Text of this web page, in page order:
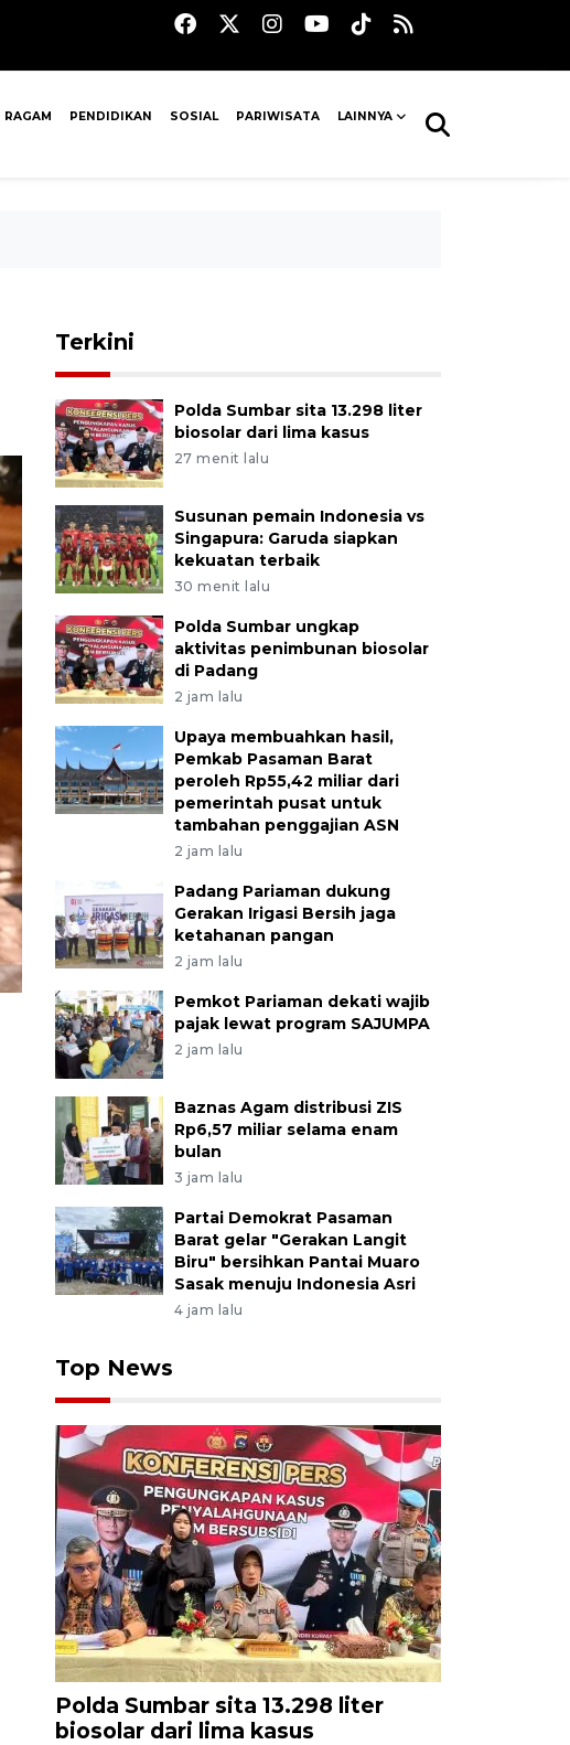
RAGAM PENDIDIKAN SOSIAL PARIWISATA LAINNYA
Terkini
Polda Sumbar sita 13.298 liter
biosolar dari lima kasus
27 menit lalu
Susunan pemain Indonesia vs
Singapura: Garuda siapkan
kekuatan terbaik
30 menit lalu
Polda Sumbar ungkap
aktivitas penimbunan biosolar
di Padang
2 jam lalu
Upaya membuahkan hasil,
Pemkab Pasaman Barat
peroleh Rp55,42 miliar dari
pemerintah pusat untuk
tambahan penggajian ASN
2 jam lalu
Padang Pariaman dukung
Gerakan Irigasi Bersih jaga
ketahanan pangan
2 jam lalu
Pemkot Pariaman dekati wajib
pajak lewat program SAJUMPA
2 jam lalu
Baznas Agam distribusi ZIS
Rp6,57 miliar selama enam
bulan
3 jam lalu
Partai Demokrat Pasaman
Barat gelar "Gerakan Langit
Biru" bersihkan Pantai Muaro
Sasak menuju Indonesia Asri
4 jam lalu
Top News
Polda Sumbar sita 13.298 liter
biosolar dari lima kasus